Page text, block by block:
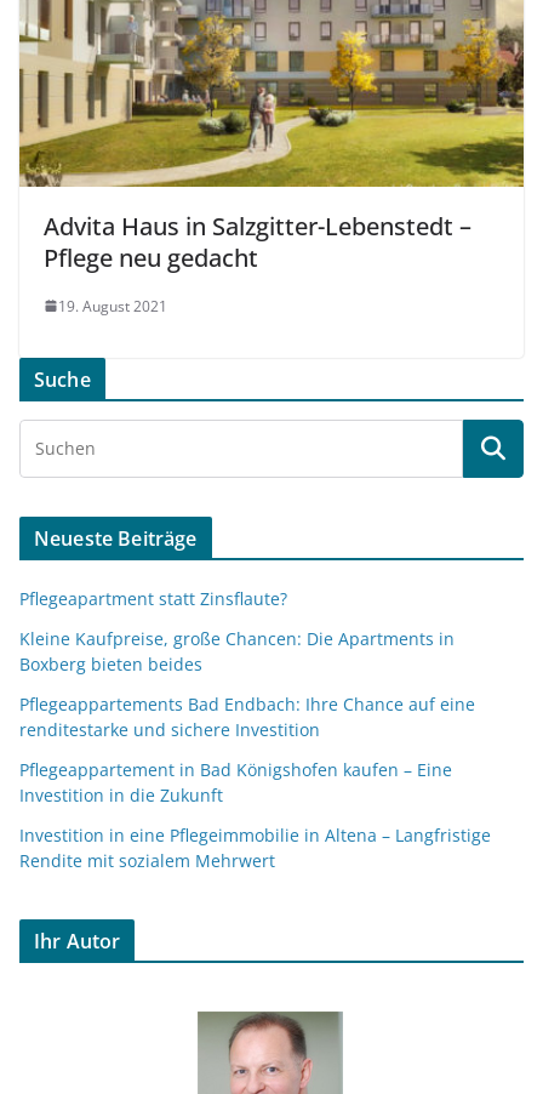
Advita Haus in Salzgitter-Lebenstedt –
Pflege neu gedacht
19. August 2021
Suche
Neueste Beiträge
Pflegeapartment statt Zinsflaute?
Kleine Kaufpreise, große Chancen: Die Apartments in
Boxberg bieten beides
Pflegeappartements Bad Endbach: Ihre Chance auf eine
renditestarke und sichere Investition
Pflegeappartement in Bad Königshofen kaufen – Eine
Investition in die Zukunft
Investition in eine Pflegeimmobilie in Altena – Langfristige
Rendite mit sozialem Mehrwert
Ihr Autor